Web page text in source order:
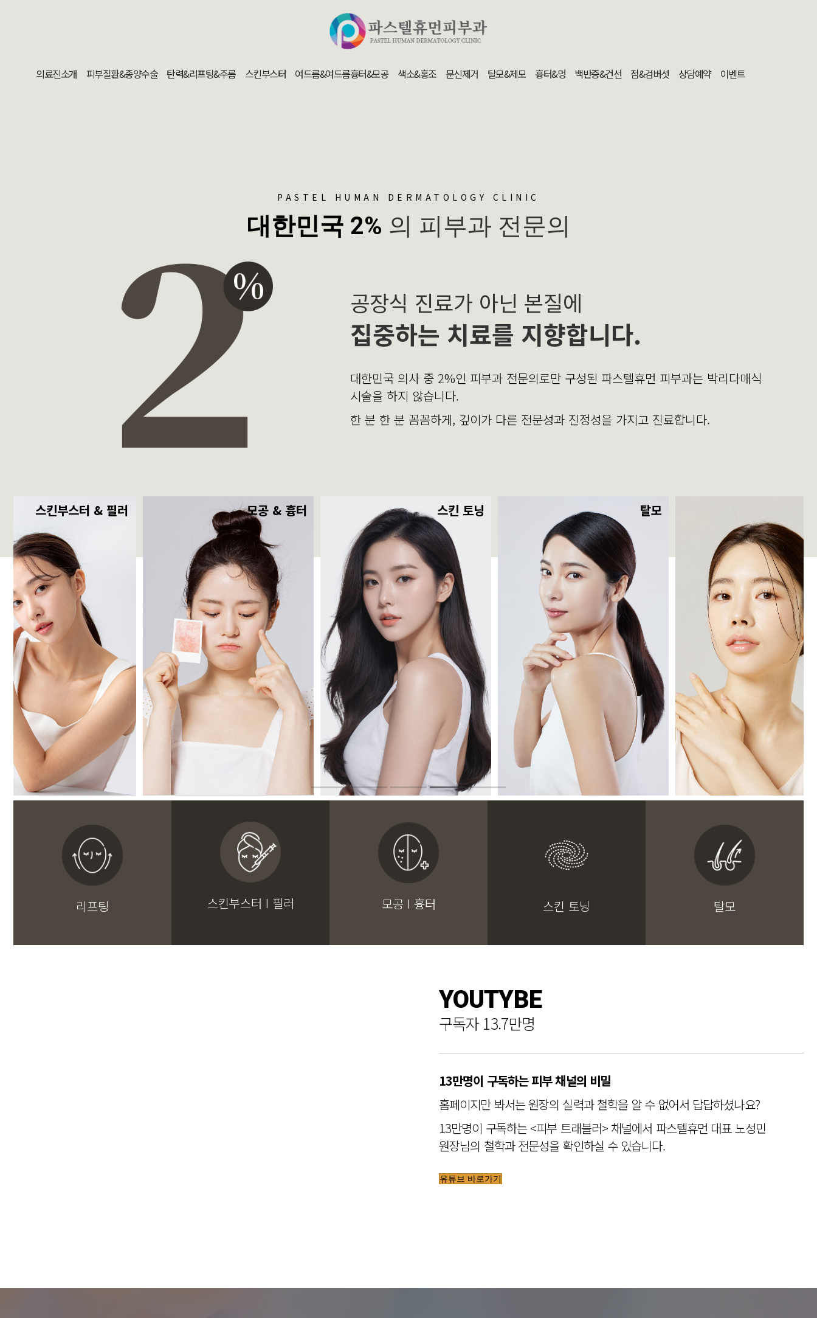
의료진소개 피부질환&종양수술 탄력&리프팅&주름 스킨부스터 여드름&여드름흉터&모공 색소&홍조 문신제거 탈모&제모 흉터&멍 백반증&건선 점&검버섯 상담예약 이벤트
PASTEL HUMAN DERMATOLOGY CLINIC
대한민국 2% 의 피부과 전문의
공장식 진료가 아닌 본질에
집중하는 치료를 지향합니다.
대한민국 의사 중 2%인 피부과 전문의로만 구성된 파스텔휴먼 피부과는 박리다매식
시술을 하지 않습니다.
한 분 한 분 꼼꼼하게, 깊이가 다른 전문성과 진정성을 가지고 진료합니다.
스킨부스터 & 필러 모공 & 흉터 스킨 토닝 탈모
리프팅 스킨부스터 I 필러 모공 I 흉터 스킨 토닝 탈모
YOUTYBE
구독자 13.7만명
13만명이 구독하는 피부 채널의 비밀
홈페이지만 봐서는 원장의 실력과 철학을 알 수 없어서 답답하셨나요?
13만명이 구독하는 <피부 트래블러> 채널에서 파스텔휴먼 대표 노성민
원장님의 철학과 전문성을 확인하실 수 있습니다.
유튜브 바로가기